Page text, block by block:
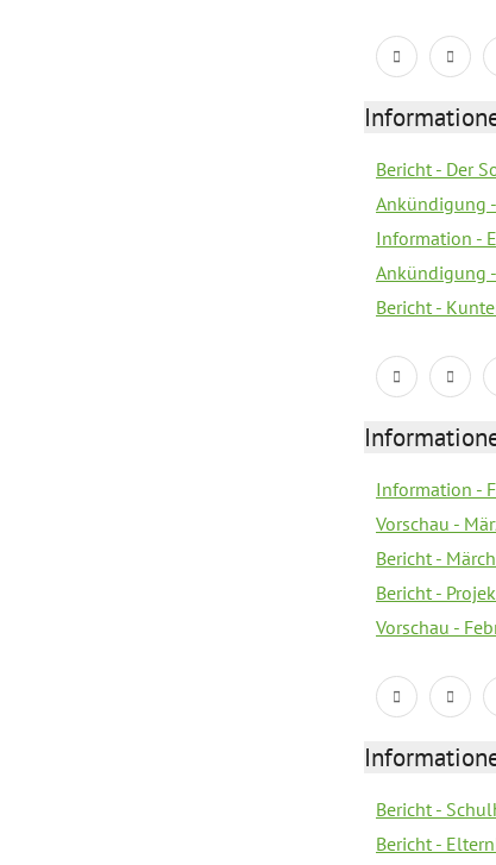
Bericht - Der
Ankündigung
Information -
Ankündigung
Bericht -
Information -
Vorschau -
Bericht -
Bericht -
Vorschau -
Bericht -
Bericht -